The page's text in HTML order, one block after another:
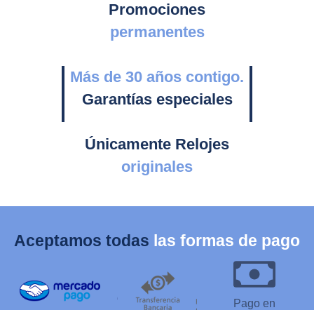
Promociones
permanentes
Más de 30 años contigo.
Garantías especiales
Únicamente Relojes
originales
Aceptamos todas las formas de pago
Pago en